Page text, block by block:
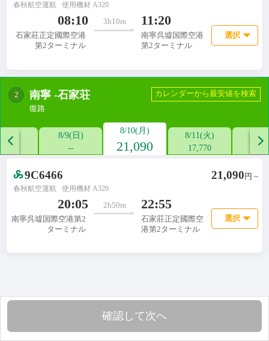
春秋航空運航 使用機材 A320
08:10
石家莊正定國際空港
第2ターミナル
3h10m
 11:20
南寧呉墟国際空港
第2ターミナル
選択
2 南寧 -石家荘
復路
カレンダーから最安値を検索

土)
8/9(日)
--
8/10(月)
21,090
8/11(火)
17,770
8/

9C6466 21,090円 ~
春秋航空運航 使用機材 A320
20:05
南寧呉墟国際空港第2
ターミナル
2h50m
 22:55
石家莊正定國際空
港第2ターミナル
選択
確認して次へ